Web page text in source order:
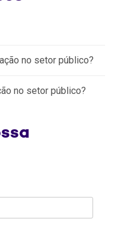
no setor público?
no setor público?